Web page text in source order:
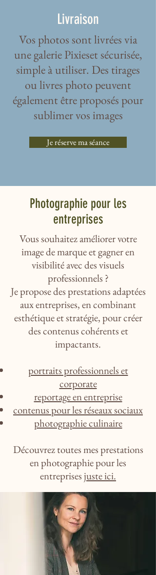
Livraison
Vos photos sont livrées via
une galerie Pixieset sécurisée,
simple à utiliser. Des tirages
ou livres photo peuvent
également être proposés pour
sublimer vos images
Je réserve ma séance
Photographie pour les
entreprises
Vous souhaitez améliorer votre
image de marque et gagner en
visibilité avec des visuels
professionnels ?
Je propose des prestations adaptées
aux entreprises, en combinant
esthétique et stratégie, pour créer
des contenus cohérents et
impactants.
portraits professionnels et
corporate
reportage en entreprise
contenus pour les réseaux sociaux
photographie culinaire
Découvrez toutes mes prestations
en photographie pour les
entreprises juste ici.